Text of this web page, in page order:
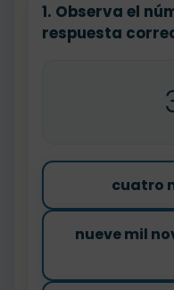
1. Observa el
respuesta
cuatro
nueve mil